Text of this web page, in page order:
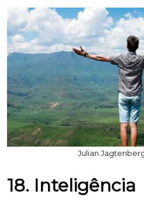
Julian
18. Inteligência